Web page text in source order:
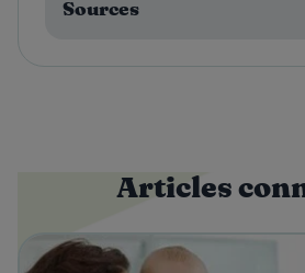
Sources
Articles